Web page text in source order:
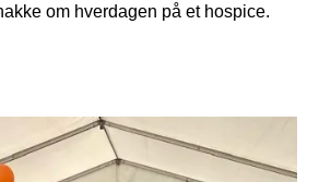
om hverdagen på et hospice.